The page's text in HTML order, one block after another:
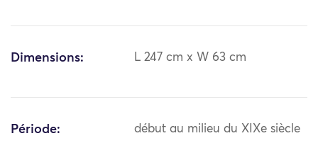
Dimensions: L 247 cm x W 63 cm
Période: début au milieu du XIXe siècle